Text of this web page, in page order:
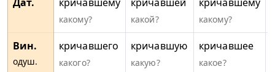
какому? какой? какому?
Вин.
одуш.
кричавшего
какого?
кричавшую
какую?
кричавшее
какое?